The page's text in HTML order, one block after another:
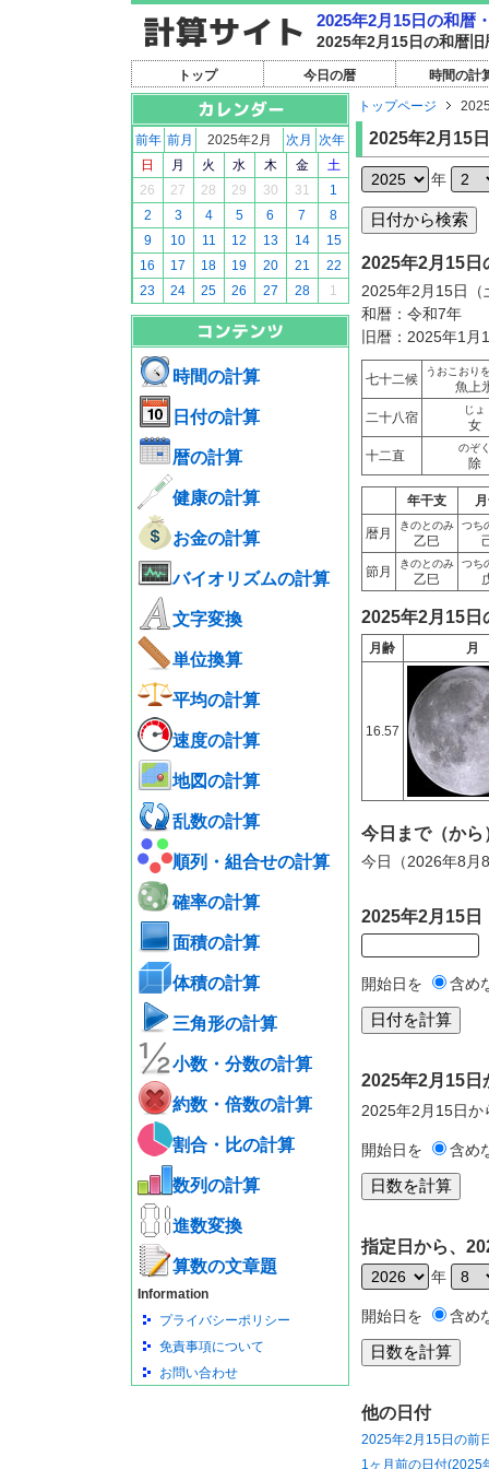
2025年2月15日の和暦
2025年2月15日の和暦旧
トップ 今日の暦 時間の計
前年 前月 2025年2月 次月
次年
日
月 火 水 木 金
土
26
27 28 29 30 31
1
2
3 4 5 6 7
8
9
10 11 12 13 14
15
16
17 18 19 20 21
22
23
24 25 26 27 28 1
時間の計算
日付の計算
暦の計算
健康の計算
お金の計算
バイオリズムの計算
文字変換
単位換算
平均の計算
速度の計算
地図の計算
乱数の計算
順列・組合せの計算
確率の計算
面積の計算
体積の計算
三角形の計算
小数・分数の計算
約数・倍数の計算
割合・比の計算
数列の計算
進数変換
算数の文章題
Information
プライバシーポリシー
免責事項について
お問い合わせ
トップページ
2025年2月15日
年
2025年2月15日
2025年2月15日（
和暦：令和7年
旧暦：2025年1
七十二候
うおこおり
魚上
二十八宿
じょ
女
十二直
のぞく
除
年干支
暦月
きのとのみ
乙巳
つち
節月
きのとのみ
乙巳
つち
2025年2月15日
月齢 月
16.57
今日まで（から
今日（2026年8月
2025年2月15日
開始日を 含め
2025年2月15日
2025年2月15日か
開始日を 含め
指定日から、
年
開始日を 含め
他の日付
2025年2月15日の前日
1ヶ月前の日付(2025